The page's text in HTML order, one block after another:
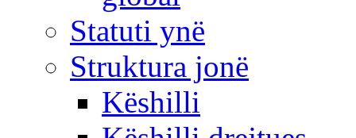
Statuti ynë
Struktura jonë
Këshilli